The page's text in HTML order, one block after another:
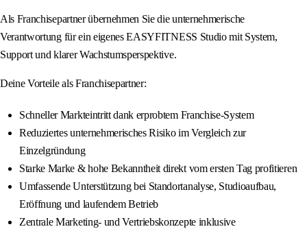
Als Franchisepartner übernehmen Sie die unternehmerische
Verantwortung für ein eigenes EASYFITNESS Studio mit System,
Support und klarer Wachstumsperspektive.
Deine Vorteile als Franchisepartner:
Schneller Markteintritt dank erprobtem Franchise-System
Reduziertes unternehmerisches Risiko im Vergleich zur
Einzelgründung
Starke Marke & hohe Bekanntheit direkt vom ersten Tag profitieren
Umfassende Unterstützung bei Standortanalyse, Studioaufbau,
Eröffnung und laufendem Betrieb
Zentrale Marketing- und Vertriebskonzepte inklusive